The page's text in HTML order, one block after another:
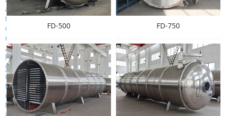
FD-500 FD-750